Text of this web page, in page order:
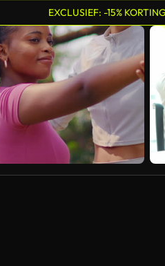
EXCLUSIEF: -15%